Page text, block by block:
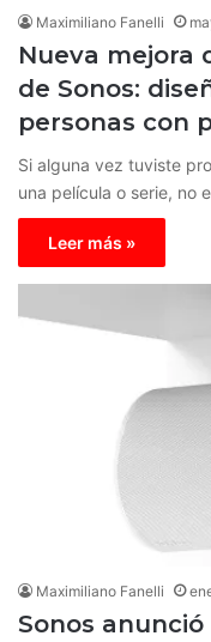
Maximiliano Fanelli
Nueva mejora
de Sonos:
personas con
Si alguna vez tuviste
una película o serie, no
Leer más »
Maximiliano Fanelli
Sonos